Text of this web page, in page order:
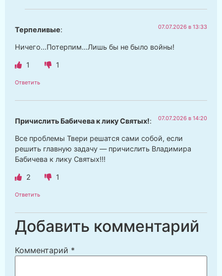
Терпеливые: 07.07.2026 в 13:33
Ничего…Потерпим…Лишь бы не было войны!
1 1
Ответить
Причислить Бабичева к лику Святых!: 07.07.2026 в 14:20
Все проблемы Твери решатся сами собой, если
решить главную задачу — причислить Владимира
Бабичева к лику Святых!!!
2 1
Ответить
Добавить комментарий
Комментарий *